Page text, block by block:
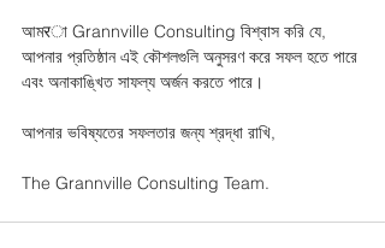
আমरা Grannville Consulting বিশ্বাস করি যে,
আপনার প্রতিষ্ঠান এই কৌশলগুলি অনুসরণ করে সফল হতে পারে
এবং অনাকাঙ্খিত সাফল্য অর্জন করতে পারে।
আপনার ভবিষ্যতের সফলতার জন্য শ্রদ্ধা রাখি,
The Grannville Consulting Team.